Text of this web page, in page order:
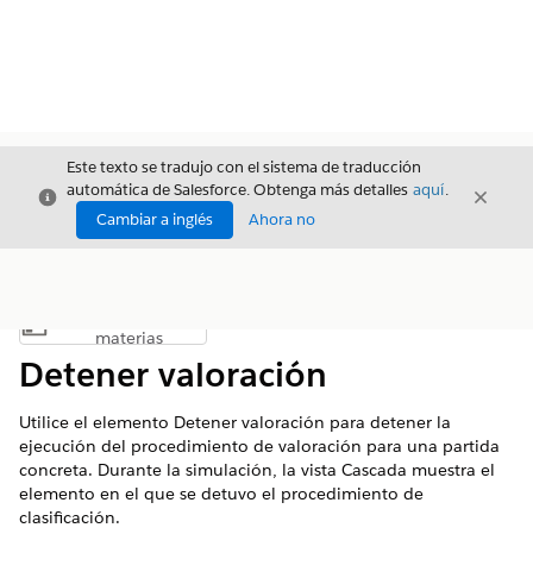
Cerrar
Este texto se tradujo con el sistema de traducción
automática de Salesforce. Obtenga más detalles aquí.
Cambiar a inglés
Ahora no
Cerrar
Mostrar índice de materias
materias
Detener valoración
Utilice el elemento Detener valoración para detener la
ejecución del procedimiento de valoración para una partida
concreta. Durante la simulación, la vista Cascada muestra el
elemento en el que se detuvo el procedimiento de
clasificación.